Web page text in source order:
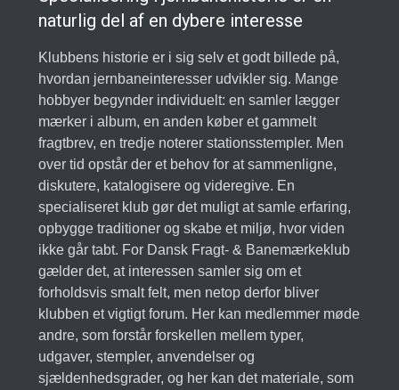
naturlig del af en dybere interesse
Klubbens historie er i sig selv et godt billede på,
hvordan jernbaneinteresser udvikler sig. Mange
hobbyer begynder individuelt: en samler lægger
mærker i album, en anden køber et gammelt
fragtbrev, en tredje noterer stationsstempler. Men
over tid opstår der et behov for at sammenligne,
diskutere, katalogisere og videregive. En
specialiseret klub gør det muligt at samle erfaring,
opbygge traditioner og skabe et miljø, hvor viden
ikke går tabt. For Dansk Fragt- & Banemærkeklub
gælder det, at interessen samler sig om et
forholdsvis smalt felt, men netop derfor bliver
klubben et vigtigt forum. Her kan medlemmer møde
andre, som forstår forskellen mellem typer,
udgaver, stempler, anvendelser og
sjældenhedsgrader, og her kan det materiale, som